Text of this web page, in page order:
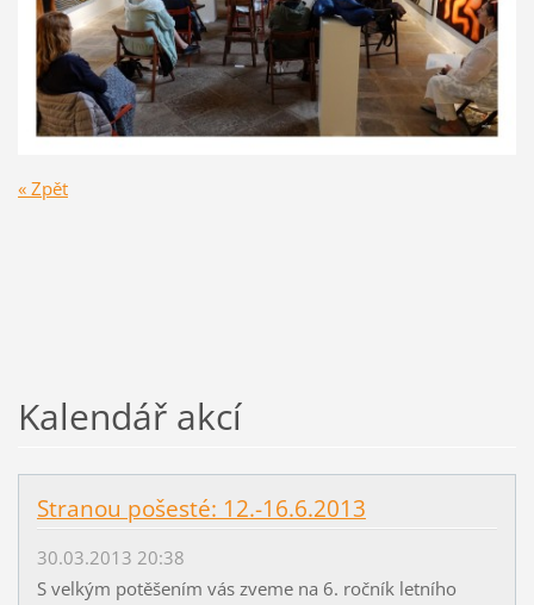
« Zpět
Kalendář akcí
Stranou pošesté: 12.-16.6.2013
30.03.2013 20:38
S velkým potěšením vás zveme na 6. ročník letního